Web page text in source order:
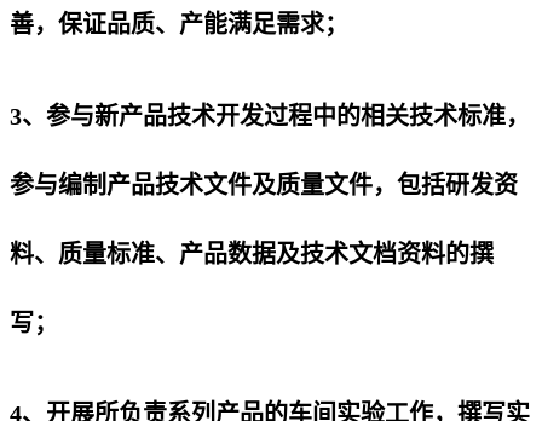
善，保证品质、产能满足需求；
3、参与新产品技术开发过程中的相关技术标准，
参与编制产品技术文件及质量文件，包括研发资
料、质量标准、产品数据及技术文档资料的撰
写；
4、开展所负责系列产品的车间实验工作，撰写实